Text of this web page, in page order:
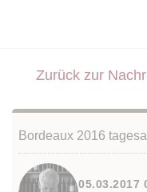
Zurück zur
Bordeaux 2016
05.03.2017